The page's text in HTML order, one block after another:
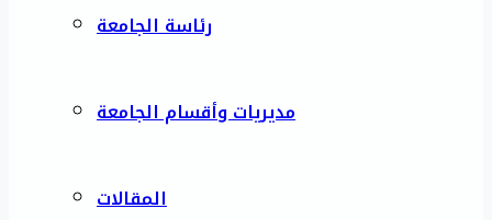
رئاسة الجامعة
مديريات وأقسام الجامعة
المقالات